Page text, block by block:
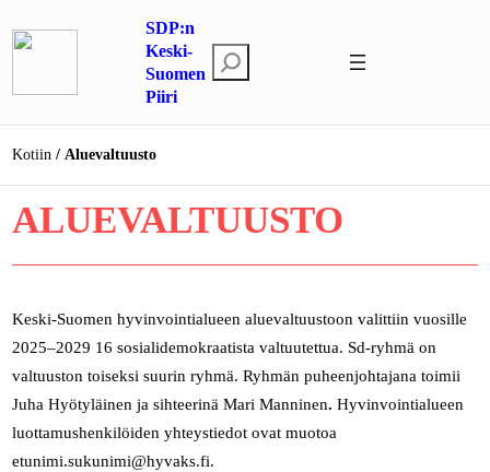
sisältöön
SDP:n
Keski-
Suomen
Piiri
t
Kotiin Aluevaltuusto
ALUEVALTUUSTO
Keski-Suomen hyvinvointialueen aluevaltuustoon valittiin vuosille
2025–2029 16 sosialidemokraatista valtuutettua. Sd-ryhmä on
valtuuston toiseksi suurin ryhmä. Ryhmän puheenjohtajana toimii
Juha Hyötyläinen ja sihteerinä Mari Manninen. Hyvinvointialueen
luottamushenkilöiden yhteystiedot ovat muotoa
etunimi.sukunimi@hyvaks.fi.